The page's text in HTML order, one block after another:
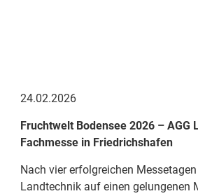
24.02.2026
Fruchtwelt Bodensee 2026 – AGG
Fachmesse in Friedrichshafen
Nach vier erfolgreichen
Landtechnik auf einen gelungenen